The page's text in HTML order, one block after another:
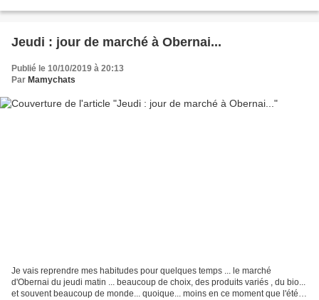
Jeudi : jour de marché à Obernai...
Publié le 10/10/2019 à 20:13
Par Mamychats
Je vais reprendre mes habitudes pour quelques temps ... le marché
d'Obernai du jeudi matin ... beaucoup de choix, des produits variés , du bio...
et souvent beaucoup de monde... quoique... moins en ce moment que l'été...